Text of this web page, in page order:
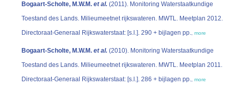
Bogaart-Scholte, M.W.M. et al. (2011). Monitoring Waterstaatkundige
Toestand des Lands. Milieumeetnet rijkswateren. MWTL. Meetplan 2012.
Directoraat-Generaal Rijkswaterstaat: [s.l.]. 290 + bijlagen pp., more
Bogaart-Scholte, M.W.M. et al. (2010). Monitoring Waterstaatkundige
Toestand des Lands. Milieumeetnet rijkswateren. MWTL. Meetplan 2011.
Directoraat-Generaal Rijkswaterstaat: [s.l.]. 286 + bijlagen pp., more